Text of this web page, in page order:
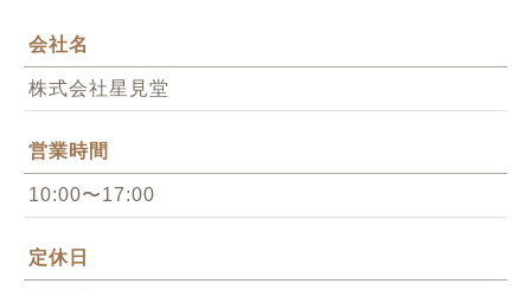
会社名
株式会社星見堂
営業時間
10:00〜17:00
定休日